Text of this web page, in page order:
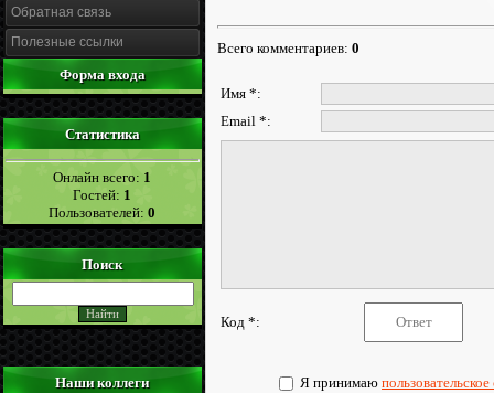
Обратная связь
Полезные ссылки
Форма входа
Статистика
Онлайн всего: 1
Гостей: 1
Пользователей:0
Поиск
Наши коллеги
Всего комментариев: 0
Имя *:
Email *:
Код *:
Я принимаю